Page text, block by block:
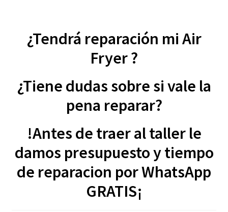
¿Tendrá reparación mi Air
Fryer?
¿Tiene dudas sobre si vale la
pena reparar?
!Antes de traer al taller le
damos presupuesto y tiempo
de reparacion por WhatsApp
GRATIS¡